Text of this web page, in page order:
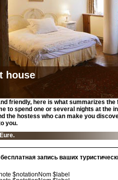
house
friendly, here is what summarizes
to spend one or several nights at the
the hostess who can make you
you.
бесплатная запись ваших